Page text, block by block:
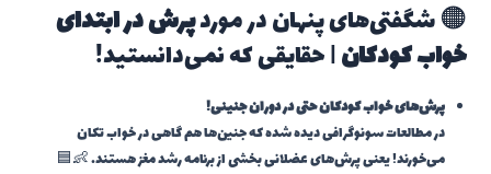
🟠 شگفتی‌های پنهان در موردپرش در ابتدای
خواب کودکان| حقایقی که نمی‌دانستید!
پرش‌های خواب کودکان حتی در دوران جنینی!
در مطالعات سونوگرافی دیده شده که جنین‌ها هم گاهی در خواب تکان
می‌خورند! یعنی پرش‌های عضلانی بخشی از برنامه رشد مغز هستند. 👶🟦